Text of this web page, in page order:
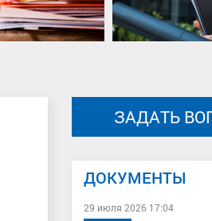
ЗАДАТЬ
ДОКУМЕНТЫ
29 июля 2026 17:04